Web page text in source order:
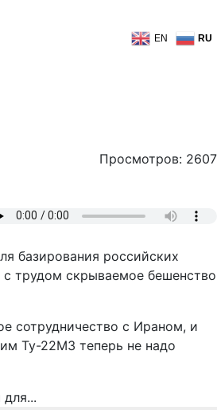
EN RU
Просмотров: 2607
базирования российских
трудом скрываемое бешенство
сотрудничество с Ираном, и
Ту-22М3 теперь не надо